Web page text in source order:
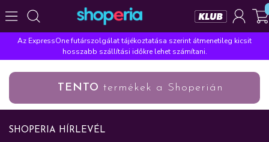
Népszerű kategóriák
Szépségápolás Élelmiszer Mosás Mosogatás
Takarítás Baba-mama Háztartás
Pampers Lenor
Az ExpressOne futárszolgálat tájékoztatása szerint átmenetileg kicsit
hosszabb szállítási időkre lehet számítani.
TENTO termékek a Shoperián
SHOPERIA HÍRLEVÉL